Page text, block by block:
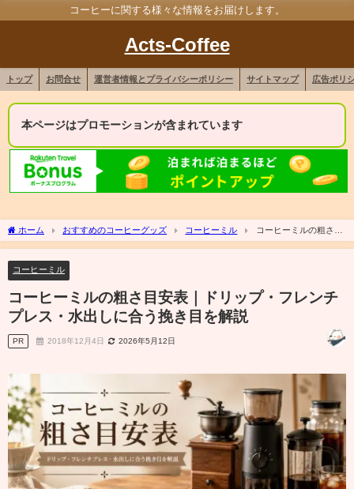
コーヒーに関する様々な情報をお届けします。
Acts-Coffee
トップ お問合せ 運営者情報とプライバシーポリシー サイトマップ 広告ポリ
本ページはプロモーションが含まれています
ホーム おすすめのコーヒーグッズ コーヒーミル
コーヒーミルの粗さ目
安表｜ドリップ・フレンチプレス・水出しに合う挽き目を解説
コーヒーミル
コーヒーミルの粗さ目安表｜ドリップ・フレンチ
プレス・水出しに合う挽き目を解説
PR 2018年12月4日 2026年5月12日